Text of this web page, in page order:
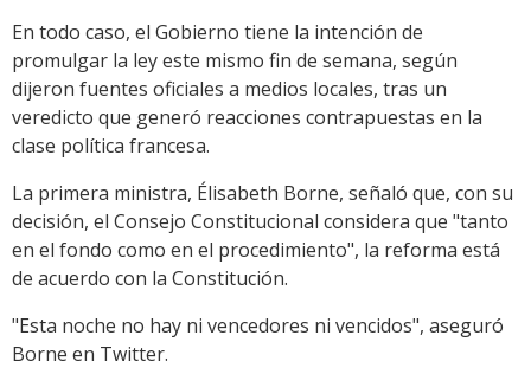
En todo caso, el Gobierno tiene la intención de
promulgar la ley este mismo fin de semana, según
dijeron fuentes oficiales a medios locales, tras un
veredicto que generó reacciones contrapuestas en la
clase política francesa.
La primera ministra, Élisabeth Borne, señaló que, con su
decisión, el Consejo Constitucional considera que "tanto
en el fondo como en el procedimiento", la reforma está
de acuerdo con la Constitución.
"Esta noche no hay ni vencedores ni vencidos", aseguró
Borne en Twitter.